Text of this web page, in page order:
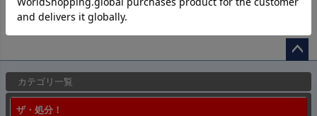
カテゴリ一覧
ザ・処分！
ップ